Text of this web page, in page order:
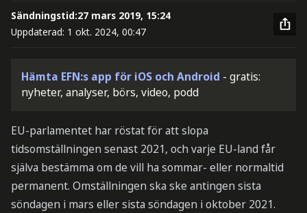
Sändningstid:27 mars 2019, 15:24
Uppdaterad: 1 okt. 2024, 00:47
Hämta EFN:s app för iOS och Android - gratis:
nyheter, analyser, börs, video, podd
EU-parlamentet har röstat för att slopa
tidsomställningen senast 2021, och varje EU-land får
själva bestämma om de vill ha sommar- eller normaltid
permanent. Omställningen ska ske antingen sista
söndagen i mars eller sista söndagen i oktober 2021.